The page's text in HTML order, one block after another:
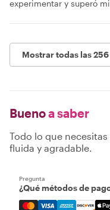
experimentar y superó
Mostrar todas las
Buenoa saber
Todo lo que
fluida y agradable.
Pregunta
¿Qué métodos de
Mastercard, Visa,